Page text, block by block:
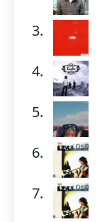
3.
4.
5.
6.
7.